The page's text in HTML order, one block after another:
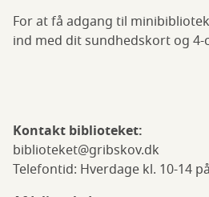
For at få adgang til
ind med dit sundhedskort og
Kontakt biblioteket:
biblioteket@gribskov.dk
Telefontid: Hverdage kl. 10-14